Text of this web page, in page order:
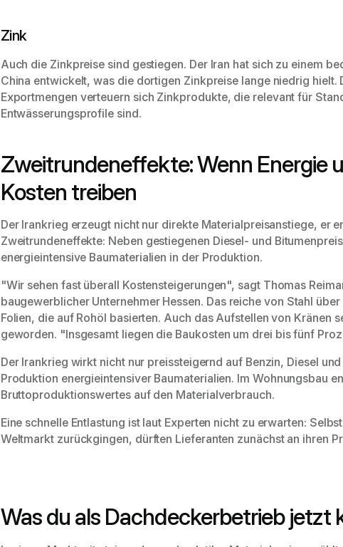
Zink
Auch die Zinkpreise sind gestiegen. Der Iran hat sich zu einem
China entwickelt, was die dortigen Zinkpreise lange niedrig hielt.
Exportmengen verteuern sich Zinkprodukte, die relevant für
Entwässerungsprofile sind.
Zweitrundeneffekte: Wenn Energie
Kosten treiben
Der Irankrieg erzeugt nicht nur direkte Materialpreisanstiege, er
Zweitrundeneffekte: Neben gestiegenen Diesel- und
energieintensive Baumaterialien in der Produktion.
"Wir sehen fast überall Kostensteigerungen", sagt Thomas
baugewerblicher Unternehmer Hessen. Das reiche von Stahl
Folien, die auf Rohöl basierten. Auch das Aufstellen von Kränen
geworden. "Insgesamt liegen die Baukosten um drei bis fünf
Der Irankrieg wirkt nicht nur preissteigernd auf Benzin, Diesel
Produktion energieintensiver Baumaterialien. Im Wohnungsbau
Bruttoproduktionswertes auf den Materialverbrauch.
Eine schnelle Entlastung ist laut Experten nicht zu erwarten:
Weltmarkt zurückgingen, dürften Lieferanten zunächst an ihren
Was du als Dachdeckerbetrieb